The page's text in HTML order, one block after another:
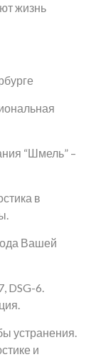
жизнь
“Шмель” –
в
Вашей
DSG-6.
устранения.
и